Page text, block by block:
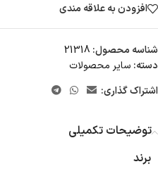
افزودن به علاقه مندی
شناسه محصول: 21318
دسته: سایر محصولات
اشتراک گذاری:
توضیحات تکمیلی
برند